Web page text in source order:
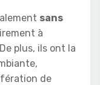
sans
à
plus, ils ont la
de